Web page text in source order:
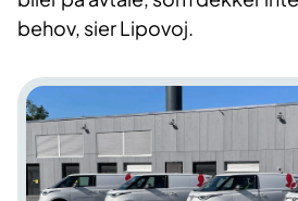
behov, sier Lipovoj.